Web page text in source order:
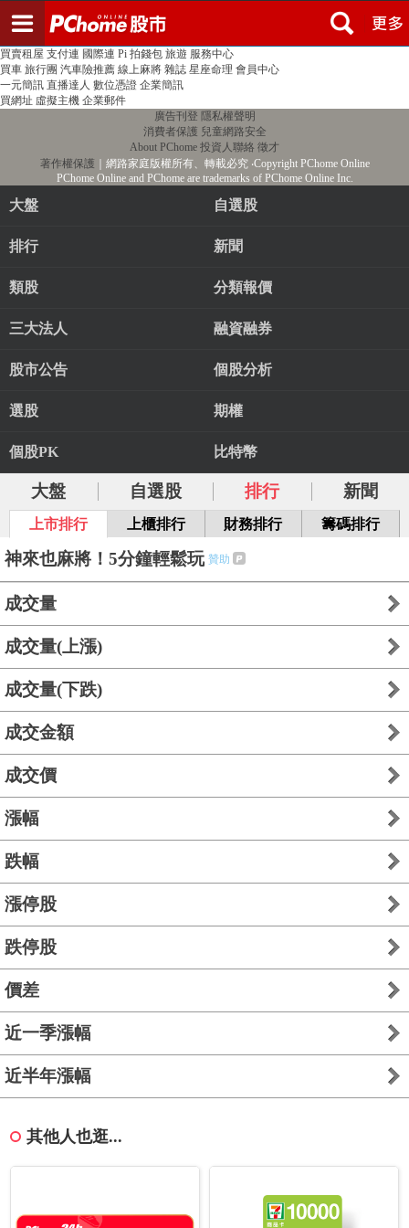
PChome首頁 線上購物 24h購物 書店
買賣租屋 支付連 國際連 Pi 拍錢包 旅遊 服務中心
買車 旅行團 汽車險推薦 線上麻將 雜誌 星座命理 會員中心
一元簡訊 直播達人 數位憑證 企業簡訊
買網址 虛擬主機 企業郵件
廣告刊登 隱私權聲明
消費者保護 兒童網路安全
About PChome 投資人聯絡 徵才
著作權保護 ｜網路家庭版權所有、轉載必究‧Copyright PChome Online
PChome Online and PChome are trademarks of PChome Online Inc.
大盤 自選股
排行 新聞
類股 分類報價
三大法人 融資融券
股市公告 個股分析
選股 期權
個股PK 比特幣
大盤 自選股 排行 新聞
上市排行 上櫃排行 財務排行 籌碼排行
神來也麻將！5分鐘輕鬆玩 贊助
成交量
成交量(上漲)
成交量(下跌)
成交金額
成交價
漲幅
跌幅
漲停股
跌停股
價差
近一季漲幅
近半年漲幅
其他人也逛...